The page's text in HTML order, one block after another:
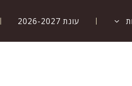
עונת 2026-2027